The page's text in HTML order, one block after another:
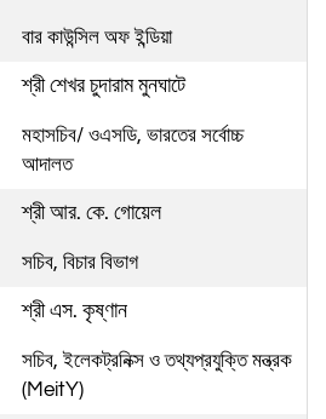
বার কাউন্সিল অফ ইন্ডিয়া
শ্রী শেখর চুদারাম মুনঘাটে
মহাসচিব/ ওএসডি, ভারতের সর্বোচ্চ
আদালত
শ্রী আর. কে. গোয়েল
সচিব, বিচার বিভাগ
শ্রী এস. কৃষ্ণান
সচিব, ইলেকট্রনিক্স ও তথ্যপ্রযুক্তি মন্ত্রক
(MeitY)